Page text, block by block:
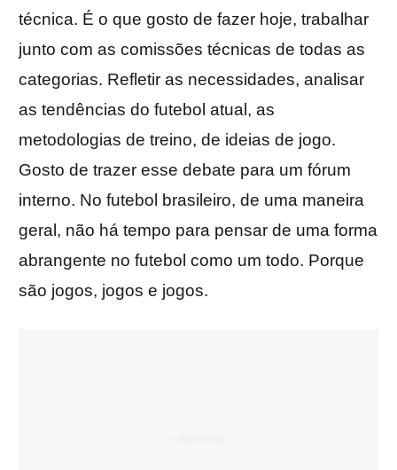
técnica. É o que gosto de fazer hoje, trabalhar
junto com as comissões técnicas de todas as
categorias. Refletir as necessidades, analisar
as tendências do futebol atual, as
metodologias de treino, de ideias de jogo.
Gosto de trazer esse debate para um fórum
interno. No futebol brasileiro, de uma maneira
geral, não há tempo para pensar de uma forma
abrangente no futebol como um todo. Porque
são jogos, jogos e jogos.